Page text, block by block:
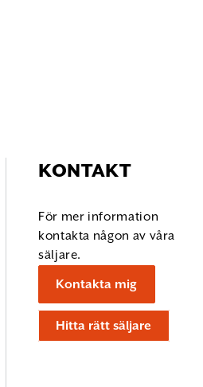
KONTAKT
För mer information
kontakta någon av våra
säljare.
Kontakta mig
Hitta rätt säljare